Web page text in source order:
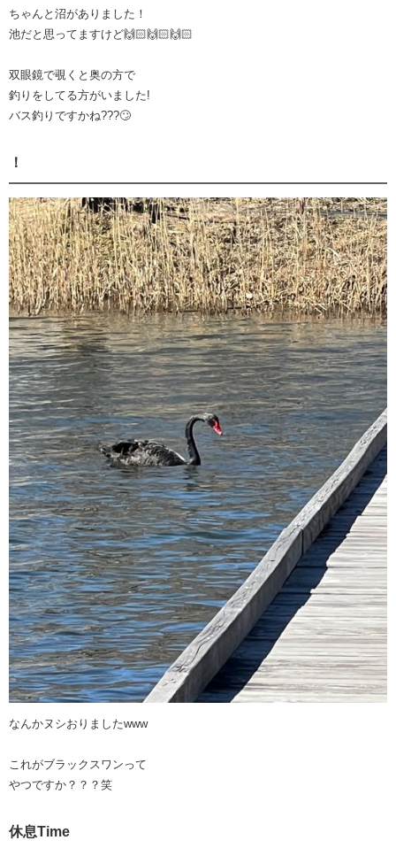
ちゃんと沼がありました！
池だと思ってますけど🙌🏻🙌🏻🙌🏻
双眼鏡で覗くと奥の方で
釣りをしてる方がいました!
バス釣りですかね???🙄
！
なんかヌシおりましたwww
これがブラックスワンって
やつですか？？？笑
休息Time